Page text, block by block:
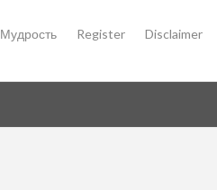
Мудрость Register Disclaimer